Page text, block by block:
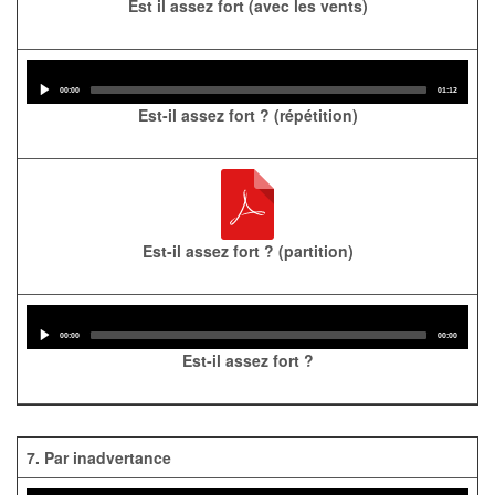
Est il assez fort (avec les vents)
Player
Current
00:00
Total
01:12
Est-il assez fort ? (répétition)
Est-il assez fort ? (partition)
Player
Current
00:00
Total
00:00
Est-il assez fort ?
7. Par inadvertance